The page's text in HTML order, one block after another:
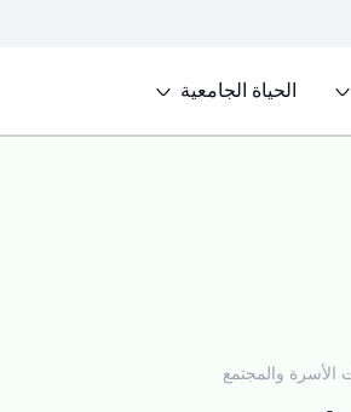
الحياة الجامعية
الأسرة والمجتمع